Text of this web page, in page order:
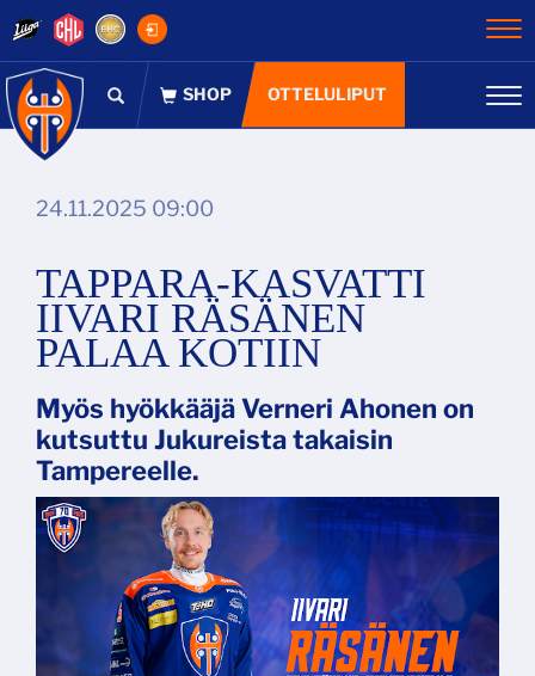
OTTELULIPUT
24.11.2025 09:00
TAPPARA-KASVATTI
IIVARI RÄSÄNEN
PALAA KOTIIN
Myös hyökkääjä Verneri Ahonen on
kutsuttu Jukureista takaisin
Tampereelle.